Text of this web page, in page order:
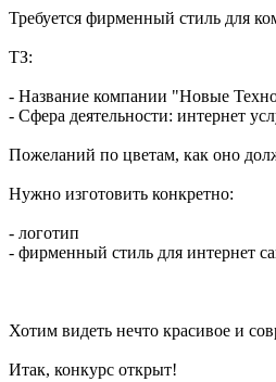
Требуется фирменный стиль для
ТЗ:
- Название компании "Новые
- Сфера деятельности: интернет
Пожеланий по цветам, как оно
Нужно изготовить конкретно:
- логотип
- фирменный стиль для интернет
Хотим видеть нечто красивое и
Итак, конкурс открыт!